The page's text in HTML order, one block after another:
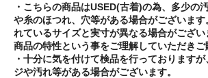
・こちらの商品はUSED(古着)の為、多少の
や糸のほつれ、穴等がある場合がございます
れているサイズと実寸が異なる場合がござ
商品の特性という事をご理解していただきご
・十分に気を付けて検品を行っております
ジや汚れ等がある場合がございます。